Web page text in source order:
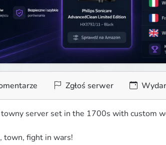
Zgłoś serwer
server set in the 1700s with custom
town, fight in wars!